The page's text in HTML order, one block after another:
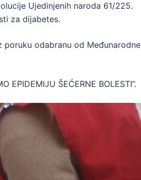
Ujedinjenih naroda 61/225.
za dijabetes.
odabranu od Međunarodne
EPIDEMIJU ŠEĆERNE BOLESTI”.